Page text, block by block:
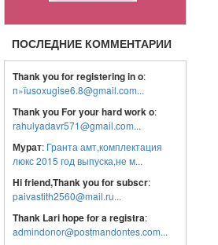
ПОСЛЕДНИЕ КОММЕНТАРИИ
Thank you for registering in o:
п»їusoxugise6.8@gmail.com...
Thank you For your hard work o:
rahulyadavr571@gmail.com...
Мурат: Гранта амт,комплектация
люкс 2015 год выпуска,не м...
Hi friend,Thank you for subscr:
paivastith2560@mail.ru...
Thank Lari hope for a registra:
admindonor@postmandontes.com...